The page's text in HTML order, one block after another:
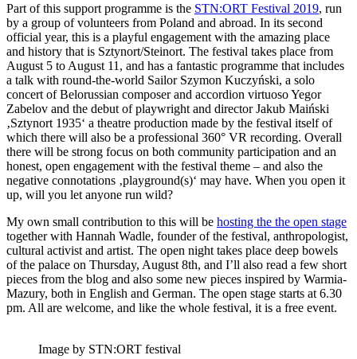
Part of this support programme is the STN:ORT Festival 2019, run
by a group of volunteers from Poland and abroad. In its second
official year, this is a playful engagement with the amazing place
and history that is Sztynort/Steinort. The festival takes place from
August 5 to August 11, and has a fantastic programme that includes
a talk with round-the-world Sailor Szymon Kuczyński, a solo
concert of Belorussian composer and accordion virtuoso Yegor
Zabelov and the debut of playwright and director Jakub Maiński
‚Sztynort 1935‘ a theatre production made by the festival itself of
which there will also be a professional 360° VR recording. Overall
there will be strong focus on both community participation and an
honest, open engagement with the festival theme – and also the
negative connotations ‚playground(s)‘ may have. When you open it
up, will you let anyone run wild?
My own small contribution to this will be hosting the the open stage
together with Hannah Wadle, founder of the festival, anthropologist,
cultural activist and artist. The open night takes place deep bowels
of the palace on Thursday, August 8th, and I’ll also read a few short
pieces from the blog and also some new pieces inspired by Warmia-
Mazury, both in English and German. The open stage starts at 6.30
pm. All are welcome, and like the whole festival, it is a free event.
Image by STN:ORT festival